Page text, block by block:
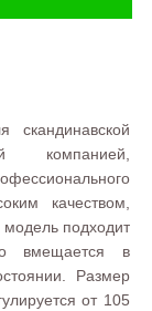
компанией,
качеством,
подходит
вмещается в
Размер
от 105